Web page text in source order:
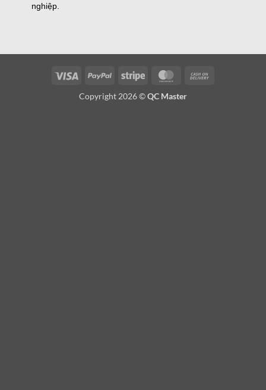
nghiệp.
Visa PayPal Stripe MasterCard
Copyright 2026 ©QC Master